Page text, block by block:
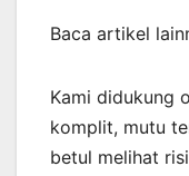
Baca artikel
Kami didukung
komplit, mutu
betul melihat